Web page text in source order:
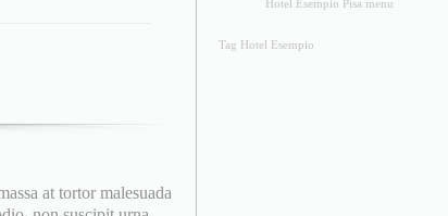
at tortor malesuada
Hotel Esempio Pisa menu
Tag Hotel Esempio